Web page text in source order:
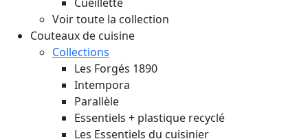
Voir toute la collection
Couteaux de cuisine
Collections
Les Forgés 1890
Intempora
Parallèle
Essentiels + plastique recyclé
Les Essentiels du cuisinier